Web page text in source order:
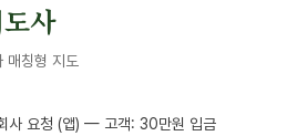
사
매칭형 지도
사 요청 (앱) — 고객: 30만원 입금